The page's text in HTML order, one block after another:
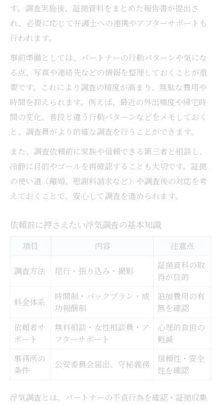
プライバシー保護の観点から見る浮気調査
調査中も安心できる情報管理の工夫
個人情報を守る浮気調査の選び方
プライバシー重視の浮気調査が選ばれる理
由
す。調査実施後、証拠資料をまとめた報告書が提出さ
れ、必要に応じて弁護士への連携やアフターサポートも
行われます。
事前準備としては、パートナーの行動パターンや気にな
る点、写真や連絡先などの情報を整理しておくことが重
要です。これにより調査の精度が高まり、無駄な費用や
時間を抑えられます。例えば、最近の外出頻度や帰宅時
間の変化、普段と違う行動パターンなどをメモしておく
と、調査員がより的確な調査を行うことができます。
また、調査依頼前に家族や信頼できる第三者と相談し、
冷静に目的やゴールを再確認することも大切です。証拠
の使い道（離婚、慰謝料請求など）や調査後の対応を考
えておくことで、安心して調査を進められます。
依頼前に押さえたい浮気調査の基本知識
項目 内容 注意点
調査方法 尾行・張り込み・撮影
証拠資料の取
得が目的
料金体系
時間制・パックプラン・成
功報酬制
追加費用の有
無を確認
依頼者サ
ポート
無料相談・女性相談員・ア
フターサポート
心理的負担の
軽減
事務所の
条件
公安委員会届出、守秘義務
信頼性・安全
性を確認
浮気調査とは、パートナーの不貞行為を確認・証拠収集